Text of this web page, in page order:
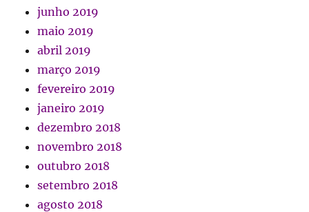
junho 2019
maio 2019
abril 2019
março 2019
fevereiro 2019
janeiro 2019
dezembro 2018
novembro 2018
outubro 2018
setembro 2018
agosto 2018